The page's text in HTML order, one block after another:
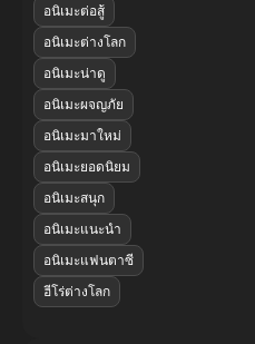
อนิเมะต่อสู้
อนิเมะต่างโลก
อนิเมะน่าดู
อนิเมะผจญภัย
อนิเมะมาใหม่
อนิเมะยอดนิยม
อนิเมะสนุก
อนิเมะแนะนำ
อนิเมะแฟนตาซี
ฮีโร่ต่างโลก